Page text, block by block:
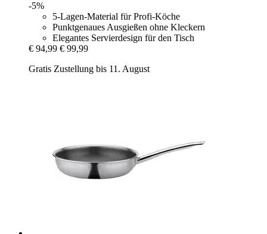
-5%
5-Lagen-Material für Profi-Köche
Punktgenaues Ausgießen ohne Kleckern
Elegantes Servierdesign für den Tisch
€ 94,99 € 99,99
Gratis Zustellung bis 11. August